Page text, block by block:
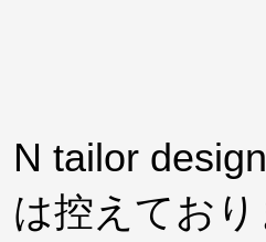
N tailor
は控えてお